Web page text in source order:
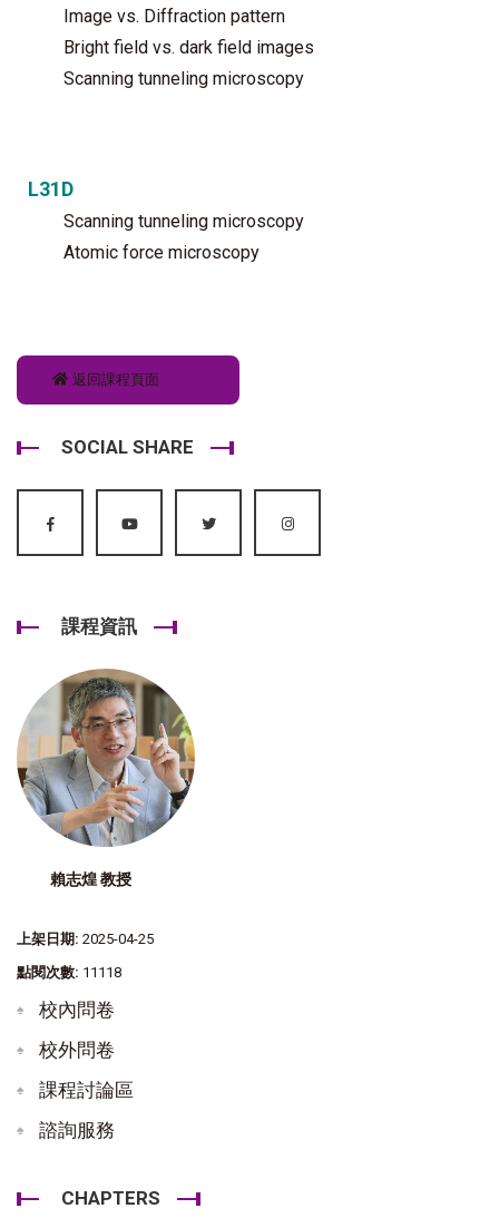
Image vs. Diffraction pattern
Bright field vs. dark field images
Scanning tunneling microscopy
L31D
Scanning tunneling microscopy
Atomic force microscopy
返回課程頁面
SOCIAL SHARE
課程資訊
賴志煌 教授
上架日期: 2025-04-25
點閱次數: 11118
校內問卷
校外問卷
課程討論區
諮詢服務
CHAPTERS